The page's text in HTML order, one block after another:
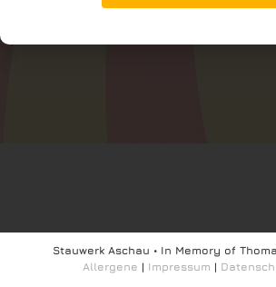
Stauwerk Aschau • In Memory of
Allergene | Impressum |